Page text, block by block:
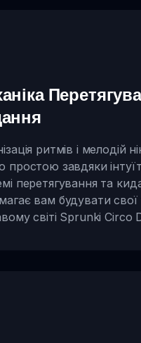
ритмів і мелодій
простою завдяки
перетягування та
вам будувати свої
світі Sprunki Circo